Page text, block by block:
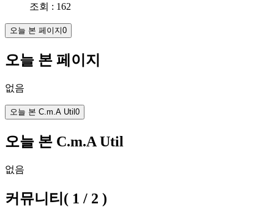
조회 : 162
오늘 본 페이지0
오늘 본 페이지
없음
오늘 본 C.m.A Util 0
오늘 본 C.m.A Util
없음
커뮤니티 ( 1 / 2 )